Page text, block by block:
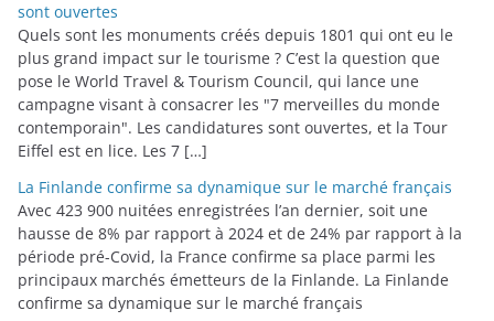
sont ouvertes
Quels sont les monuments créés depuis 1801 qui ont eu le
plus grand impact sur le tourisme ? C’est la question que
pose le World Travel & Tourism Council, qui lance une
campagne visant à consacrer les "7 merveilles du monde
contemporain". Les candidatures sont ouvertes, et la Tour
Eiffel est en lice. Les 7 […]
La Finlande confirme sa dynamique sur le marché français
Avec 423 900 nuitées enregistrées l’an dernier, soit une
hausse de 8% par rapport à 2024 et de 24% par rapport à la
période pré-Covid, la France confirme sa place parmi les
principaux marchés émetteurs de la Finlande. La Finlande
confirme sa dynamique sur le marché français